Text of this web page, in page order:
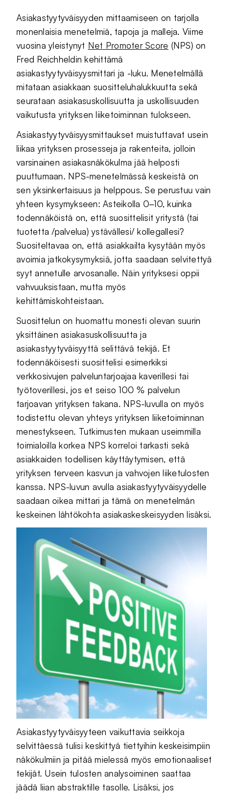
Asiakastyytyväisyyden mittaamiseen on tarjolla
monenlaisia menetelmiä, tapoja ja malleja. Viime
vuosina yleistynyt Net Promoter Score (NPS) on
Fred Reichheldin kehittämä
asiakastyytyväisyysmittari ja -luku. Menetelmällä
mitataan asiakkaan suositteluhalukkuutta sekä
seurataan asiakasuskollisuutta ja uskollisuuden
vaikutusta yrityksen liiketoiminnan tulokseen.
Asiakastyytyväisyysmittaukset muistuttavat usein
liikaa yrityksen prosesseja ja rakenteita, jolloin
varsinainen asiakasnäkökulma jää helposti
puuttumaan. NPS-menetelmässä keskeistä on
sen yksinkertaisuus ja helppous. Se perustuu vain
yhteen kysymykseen: Asteikolla 0‒10, kuinka
todennäköistä on, että suosittelisit yritystä (tai
tuotetta /palvelua) ystävällesi/ kollegallesi?
Suositeltavaa on, että asiakkailta kysytään myös
avoimia jatkokysymyksiä, jotta saadaan selvitettyä
syyt annetulle arvosanalle. Näin yrityksesi oppii
vahvuuksistaan, mutta myös
kehittämiskohteistaan.
Suosittelun on huomattu monesti olevan suurin
yksittäinen asiakasuskollisuutta ja
asiakastyytyväisyyttä selittävä tekijä. Et
todennäköisesti suosittelisi esimerkiksi
verkkosivujen palveluntarjoajaa kaverillesi tai
työtoverillesi, jos et seiso 100 % palvelun
tarjoavan yrityksen takana. NPS-luvulla on myös
todistettu olevan yhteys yrityksen liiketoiminnan
menestykseen. Tutkimusten mukaan useimmilla
toimialoilla korkea NPS korreloi tarkasti sekä
asiakkaiden todellisen käyttäytymisen, että
yrityksen terveen kasvun ja vahvojen liiketulosten
kanssa. NPS-luvun avulla asiakastyytyväisyydelle
saadaan oikea mittari ja tämä on menetelmän
keskeinen lähtökohta asiakaskeskeisyyden lisäksi.
Asiakastyytyväisyyteen vaikuttavia seikkoja
selvittäessä tulisi keskittyä tiettyihin keskeisimpiin
näkökulmiin ja pitää mielessä myös emotionaaliset
tekijät. Usein tulosten analysoiminen saattaa
jäädä liian abstraktille tasolle. Lisäksi, jos